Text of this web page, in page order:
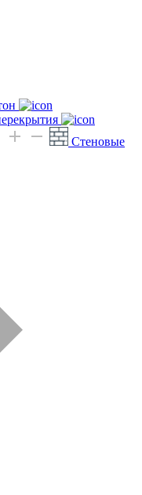
Стеновые